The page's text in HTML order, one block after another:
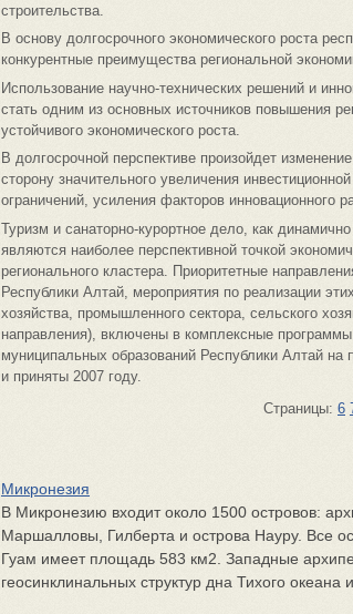
строительства.
В основу долгосрочного экономического роста
конкурентные преимущества региональной
Использование научно-технических решений и
стать одним из основных источников повышения
устойчивого экономического роста.
В долгосрочной перспективе произойдет
сторону значительного увеличения
ограничений, усиления факторов инновационного
Туризм и санаторно-курортное дело, как
являются наиболее перспективной точкой
регионального кластера. Приоритетные
Республики Алтай, мероприятия по реализации
хозяйства, промышленного сектора, сельского
направления), включены в комплексные программы
муниципальных образований Республики Алтай
и приняты 2007 году.
Страницы: 6
Микронезия
В Микронезию входит около 1500 островов:
Маршалловы, Гилберта и острова Науру. Все
Гуам имеет площадь 583 км2. Западные
геосинклинальных структур дна Тихого океана